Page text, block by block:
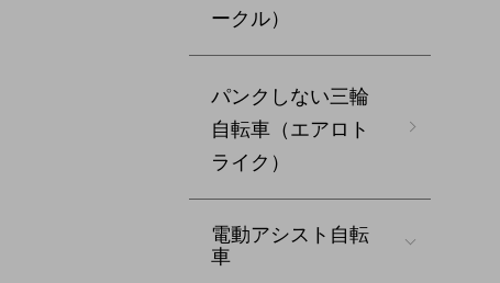
ークル）
パンクしない三輪
自転車（エアロト
ライク）
電動アシスト自転
車